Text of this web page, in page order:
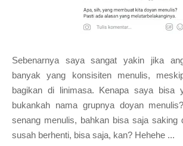
Sebenarnya saya sangat yakin jika
banyak yang konsisiten menulis,
bagikan di linimasa. Kenapa saya bisa
bukankah nama grupnya doyan
senang menulis, bahkan bisa saja saking
susah berhenti, bisa saja, kan? Hehehe ...